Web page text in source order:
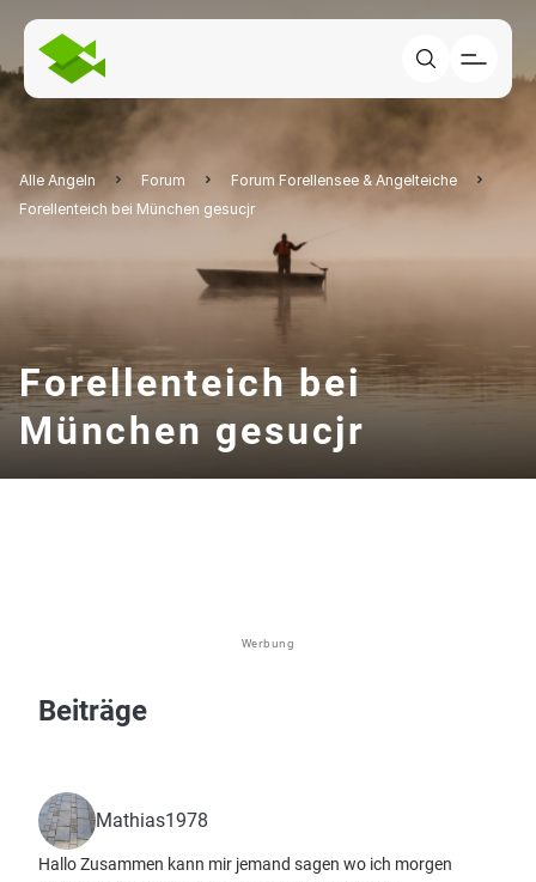
Alle Angeln Forum
Forum Forellensee & Angelteiche
Forellenteich bei München gesucjr
Forellenteich bei
München gesucjr
Werbung
Beiträge
Mathias1978
Hallo Zusammen kann mir jemand sagen wo ich morgen